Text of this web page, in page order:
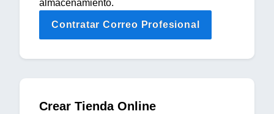
almacenamiento.
Contratar Correo Profesional
Crear Tienda Online